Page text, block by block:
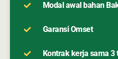
Modal awal bahan
Garansi Omset
Kontrak kerja sama 3